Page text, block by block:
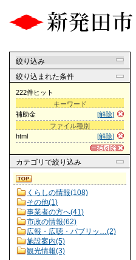
絞り込み
絞り込まれた条件
222件ヒット
キーワード
[解除]
補助金
ファイル種別
[解除]
html
カテゴリ で絞り込み
くらしの情報(108)
その他(1)
事業者の方へ(41)
市政の情報(62)
広報・広聴・パブリッ…(2)
施設案内(5)
観光情報(3)